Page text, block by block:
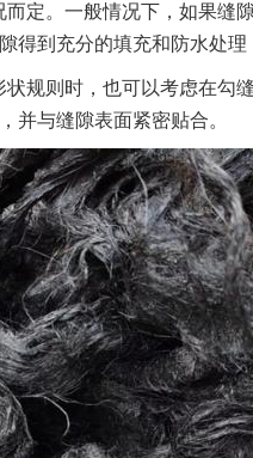
定。一般情况下，如果缝
到充分的填充和防水处理
规则时，也可以考虑在勾
并与缝隙表面紧密贴合。